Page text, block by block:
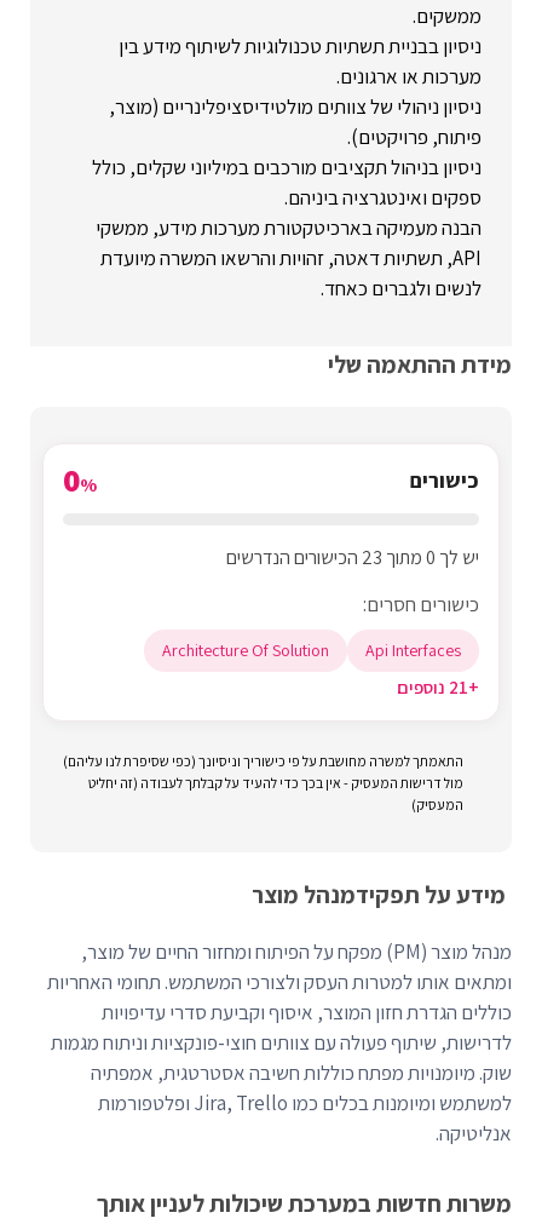
ממשקים.
ניסיון בבניית תשתיות טכנולוגיות לשיתוף מידע בין
מערכות או ארגונים.
ניסיון ניהולי של צוותים מולטידיסציפלינריים (מוצר,
פיתוח, פרויקטים).
ניסיון בניהול תקציבים מורכבים במיליוני שקלים, כולל
ספקים ואינטגרציה ביניהם.
הבנה מעמיקה בארכיטקטורת מערכות מידע, ממשקי
API, תשתיות דאטה, זהויות והרשאו המשרה מיועדת
לנשים ולגברים כאחד.
מידת ההתאמה שלי
כישורים 0%
יש לך 0 מתוך 23 הכישורים הנדרשים
כישורים חסרים:
Api Interfaces
Architecture Of Solution
+21 נוספים
התאמתך למשרה מחושבת על פי כישוריך וניסיונך (כפי שסיפרת לנו עליהם)
מול דרישות המעסיק - אין בכך כדי להעיד על קבלתך לעבודה (זה יחליט
המעסיק)
מידע על תפקידמנהל מוצר
מנהל מוצר (PM) מפקח על הפיתוח ומחזור החיים של מוצר,
ומתאים אותו למטרות העסק ולצורכי המשתמש. תחומי האחריות
כוללים הגדרת חזון המוצר, איסוף וקביעת סדרי עדיפויות
לדרישות, שיתוף פעולה עם צוותים חוצי-פונקציות וניתוח מגמות
שוק. מיומנויות מפתח כוללות חשיבה אסטרטגית, אמפתיה
למשתמש ומיומנות בכלים כמו Jira, Trello ופלטפורמות
אנליטיקה.
משרות חדשות במערכת שיכולות לעניין אותך